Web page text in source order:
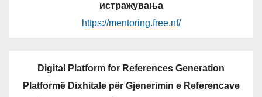
истражувања
https://mentoring.free.nf/
Digital Platform for References Generation
Platformë Dixhitale për Gjenerimin e Referencave